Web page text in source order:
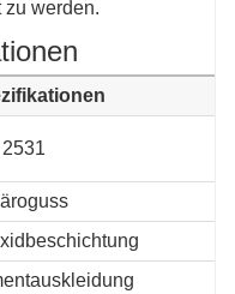
werden.
2531